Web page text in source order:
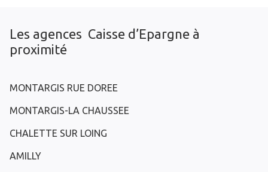
Les agences Caisse d’Epargne à
proximité
MONTARGIS RUE DOREE
MONTARGIS-LA CHAUSSEE
CHALETTE SUR LOING
AMILLY